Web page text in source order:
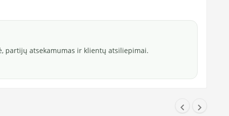
partijų atsekamumas ir klientų atsiliepimai.
 